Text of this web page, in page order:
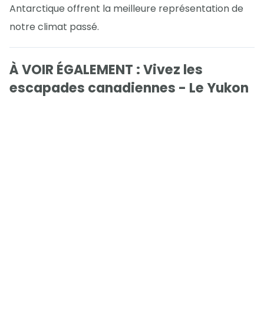
Antarctique offrent la meilleure représentation de
notre climat passé.
À VOIR ÉGALEMENT : Vivez les
escapades canadiennes - Le Yukon